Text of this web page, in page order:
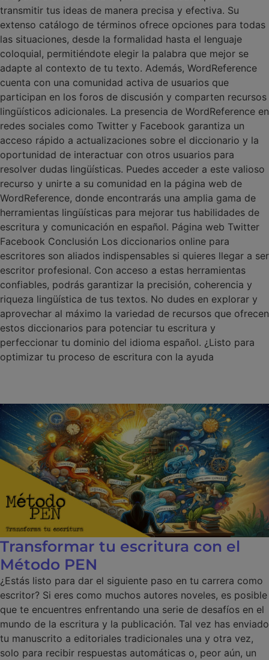
transmitir tus ideas de manera precisa y efectiva. Su
extenso catálogo de términos ofrece opciones para todas
las situaciones, desde la formalidad hasta el lenguaje
coloquial, permitiéndote elegir la palabra que mejor se
adapte al contexto de tu texto. Además, WordReference
cuenta con una comunidad activa de usuarios que
participan en los foros de discusión y comparten recursos
lingüísticos adicionales. La presencia de WordReference en
redes sociales como Twitter y Facebook garantiza un
acceso rápido a actualizaciones sobre el diccionario y la
oportunidad de interactuar con otros usuarios para
resolver dudas lingüísticas. Puedes acceder a este valioso
recurso y unirte a su comunidad en la página web de
WordReference, donde encontrarás una amplia gama de
herramientas lingüísticas para mejorar tus habilidades de
escritura y comunicación en español. Página web Twitter
Facebook Conclusión Los diccionarios online para
escritores son aliados indispensables si quieres llegar a ser
escritor profesional. Con acceso a estas herramientas
confiables, podrás garantizar la precisión, coherencia y
riqueza lingüística de tus textos. No dudes en explorar y
aprovechar al máximo la variedad de recursos que ofrecen
estos diccionarios para potenciar tu escritura y
perfeccionar tu dominio del idioma español. ¿Listo para
optimizar tu proceso de escritura con la ayuda
Transformar tu escritura con el
Método PEN
¿Estás listo para dar el siguiente paso en tu carrera como
escritor? Si eres como muchos autores noveles, es posible
que te encuentres enfrentando una serie de desafíos en el
mundo de la escritura y la publicación. Tal vez has enviado
tu manuscrito a editoriales tradicionales una y otra vez,
solo para recibir respuestas automáticas o, peor aún, un